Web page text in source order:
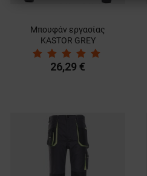
Μπουφάν εργασίας
KASTOR GREY
26,29 €
ΑΠΌΔΟΣΗΣ
ΜΗ